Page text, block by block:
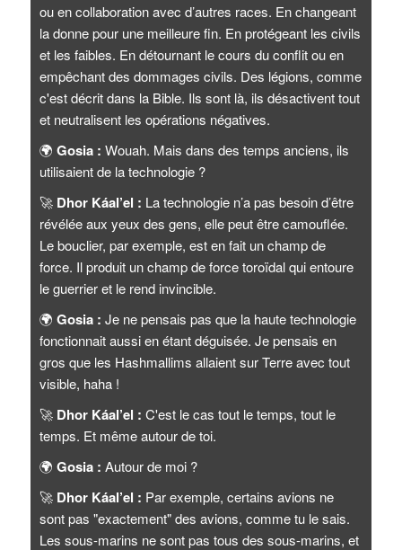
ou en collaboration avec d’autres races. En changeant
la donne pour une meilleure fin. En protégeant les civils
et les faibles. En détournant le cours du conflit ou en
empêchant des dommages civils. Des légions, comme
c'est décrit dans la Bible. Ils sont là, ils désactivent tout
et neutralisent les opérations négatives.
🌍 Gosia : Wouah. Mais dans des temps anciens, ils
utilisaient de la technologie ?
🚀 Dhor Káal’el : La technologie n’a pas besoin d’être
révélée aux yeux des gens, elle peut être camouflée.
Le bouclier, par exemple, est en fait un champ de
force. Il produit un champ de force toroïdal qui entoure
le guerrier et le rend invincible.
🌍 Gosia : Je ne pensais pas que la haute technologie
fonctionnait aussi en étant déguisée. Je pensais en
gros que les Hashmallims allaient sur Terre avec tout
visible, haha !
🚀 Dhor Káal’el : C'est le cas tout le temps, tout le
temps. Et même autour de toi.
🌍 Gosia : Autour de moi ?
🚀 Dhor Káal’el : Par exemple, certains avions ne
sont pas "exactement" des avions, comme tu le sais.
Les sous-marins ne sont pas tous des sous-marins, et